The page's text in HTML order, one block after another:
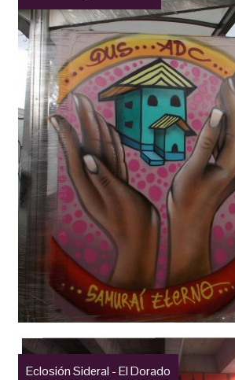
Eclosión Sideral - El Dorado